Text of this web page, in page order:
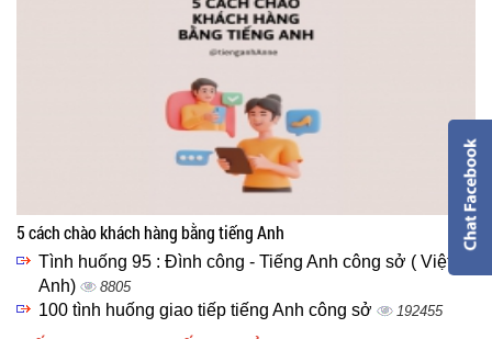
5 cách chào khách hàng bằng tiếng Anh
Tình huống 95 : Đình công - Tiếng Anh công sở ( Việt -
Anh)
8805
100 tình huống giao tiếp tiếng Anh công sở 192455